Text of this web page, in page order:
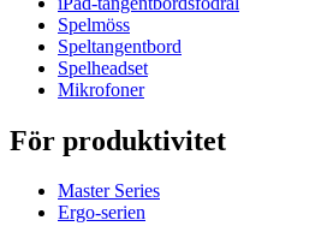
Spelmöss
Speltangentbord
Spelheadset
Mikrofoner
För produktivitet
Master Series
Ergo-serien